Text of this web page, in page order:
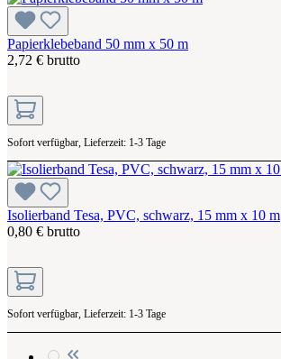
Papierklebeband 50 mm x 50 m
2,72 € brutto
Sofort verfügbar, Lieferzeit: 1-3 Tage
Isolierband Tesa, PVC, schwarz, 15 mm x 10 m
0,80 € brutto
Sofort verfügbar, Lieferzeit: 1-3 Tage